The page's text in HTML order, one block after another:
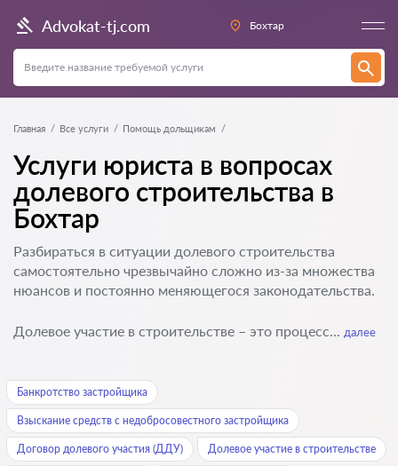
Advokat-tj.com Бохтар
Главная Все услуги Помощь дольщикам
Услуги юриста в вопросах
долевого строительства в
Бохтар
Разбираться в ситуации долевого строительства
самостоятельно чрезвычайно сложно из-за множества
нюансов и постоянно меняющегося законодательства.
Долевое участие в строительстве – это процесс... далее
Банкротство застройщика
Взыскание средств с недобросовестного застройщика
Договор долевого участия (ДДУ) Долевое участие в строительстве